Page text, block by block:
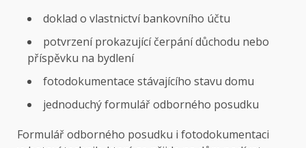
doklad o vlastnictví bankovního účtu
potvrzení prokazující čerpání důchodu nebo
příspěvku na bydlení
fotodokumentace stávajícího stavu domu
jednoduchý formulář odborného posudku
Formulář odborného posudku i fotodokumentaci